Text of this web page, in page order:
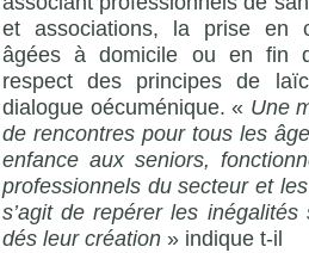
et associations, la prise en
âgées à domicile ou en fin
respect des principes de
dialogue oécuménique. « Une
de rencontres pour tous les
enfance aux seniors,
professionnels du secteur et
s’agit de repérer les
dés leur création » indique t-il